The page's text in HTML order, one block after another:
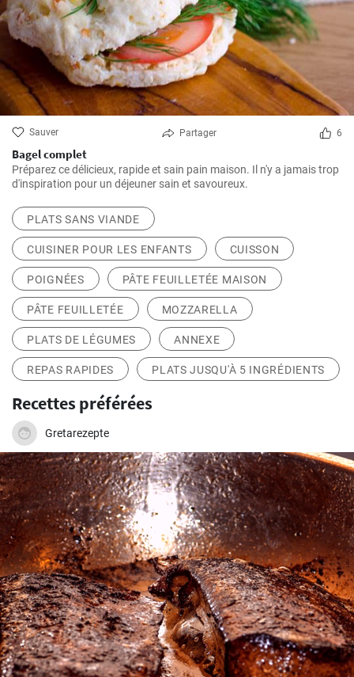
Sauver Partager 6
Bagel complet
Préparez ce délicieux, rapide et sain pain maison. Il n'y a jamais trop
d'inspiration pour un déjeuner sain et savoureux.
PLATS SANS VIANDE
CUISINER POUR LES ENFANTS CUISSON
POIGNÉES PÂTE FEUILLETÉE MAISON
PÂTE FEUILLETÉE MOZZARELLA
PLATS DE LÉGUMES ANNEXE
REPAS RAPIDES PLATS JUSQU'À 5 INGRÉDIENTS
Recettes préférées
Gretarezepte